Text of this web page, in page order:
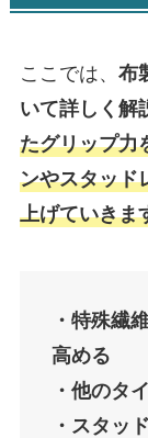
ここでは、 布
いて詳しく解
たグリップ力
ンやスタッド
上げていきま
・特殊繊
高める
・他のタ
・スタッ